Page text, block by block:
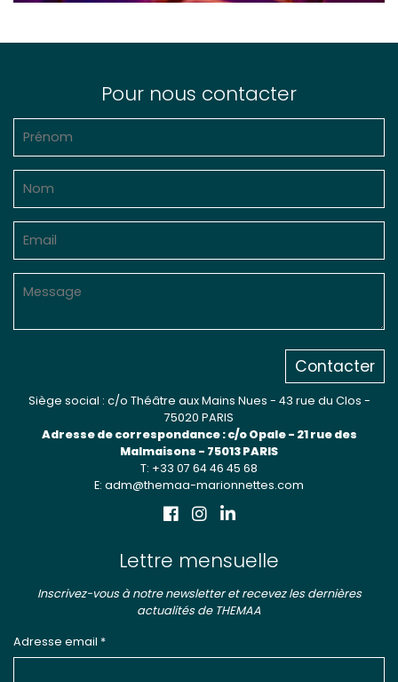
Pour nous contacter
Contacter
Siège social : c/o Théâtre aux Mains Nues - 43 rue du Clos -
75020 PARIS
Adresse de correspondance : c/o Opale - 21 rue des
Malmaisons - 75013 PARIS
T: +33 07 64 46 45 68
E: adm@themaa-marionnettes.com
Lettre mensuelle
Inscrivez-vous à notre newsletter et recevez les dernières
actualités de THEMAA
Adresse email *